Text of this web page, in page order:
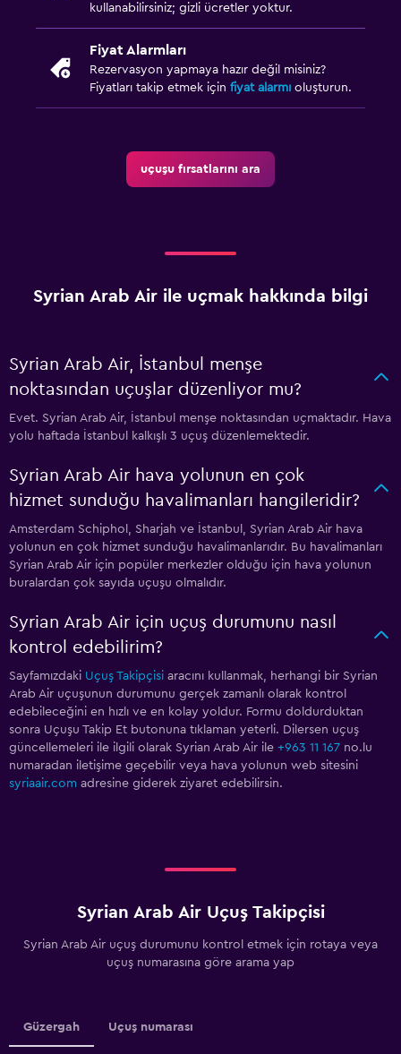
kullanabilirsiniz; gizli ücretler yoktur.
Fiyat Alarmları
Rezervasyon yapmaya hazır değil misiniz?
Fiyatları takip etmek için fiyat alarmı oluşturun.
uçuşu fırsatlarını ara
Syrian Arab Air ile uçmak hakkında bilgi
Syrian Arab Air, İstanbul menşe
noktasından uçuşlar düzenliyor mu?
Evet. Syrian Arab Air, İstanbul menşe noktasından uçmaktadır. Hava
yolu haftada İstanbul kalkışlı 3 uçuş düzenlemektedir.
Syrian Arab Air hava yolunun en çok
hizmet sunduğu havalimanları hangileridir?
Amsterdam Schiphol, Sharjah ve İstanbul, Syrian Arab Air hava
yolunun en çok hizmet sunduğu havalimanlarıdır. Bu havalimanları
Syrian Arab Air için popüler merkezler olduğu için hava yolunun
buralardan çok sayıda uçuşu olmalıdır.
Syrian Arab Air için uçuş durumunu nasıl
kontrol edebilirim?
Sayfamızdaki Uçuş Takipçisi aracını kullanmak, herhangi bir Syrian
Arab Air uçuşunun durumunu gerçek zamanlı olarak kontrol
edebileceğini en hızlı ve en kolay yoldur. Formu doldurduktan
sonra Uçuşu Takip Et butonuna tıklaman yeterli. Dilersen uçuş
güncellemeleri ile ilgili olarak Syrian Arab Air ile +963 11 167 no.lu
numaradan iletişime geçebilir veya hava yolunun web sitesini
syriaair.com adresine giderek ziyaret edebilirsin.
Syrian Arab Air Uçuş Takipçisi
Syrian Arab Air uçuş durumunu kontrol etmek için rotaya veya
uçuş numarasına göre arama yap
Güzergah Uçuş numarası